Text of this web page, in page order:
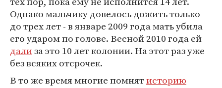
Однако мальчику довелось дожить только
до трех лет - в январе 2009 года мать убила
его ударом по голове. Весной 2010 года ей
дализа это 10 лет колонии. На этот раз уже
без всяких отсрочек.
В то же время многие помнятисторию